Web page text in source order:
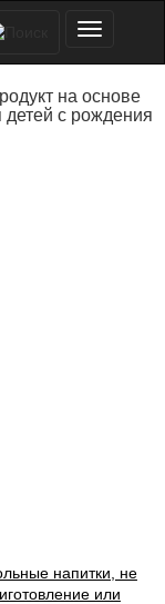
на основе
детей с рождения
напитки, не
или